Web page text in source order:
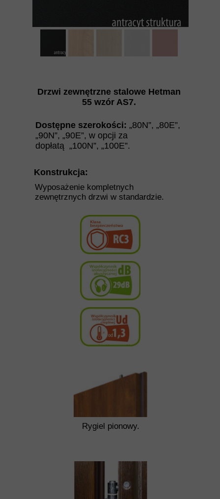
Rygiel pionowy.
Wyposażenie kompletnych
zewnętrznych drzwi w standardzie.
Konstrukcja:
Drzwi zewnętrzne stalowe Hetman
55 wzór AS7.
Dostępne szerokości: „80N”, „80E”,
„90N”, „90E”, w opcji za
dopłatą „100N”, „100E”.